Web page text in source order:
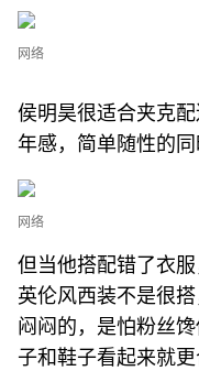
网络
侯明昊很适合夹克
年感，简单随性的同
网络
但当他搭配错了衣
英伦风西装不是很
闷闷的，是怕粉丝
子和鞋子看起来就更